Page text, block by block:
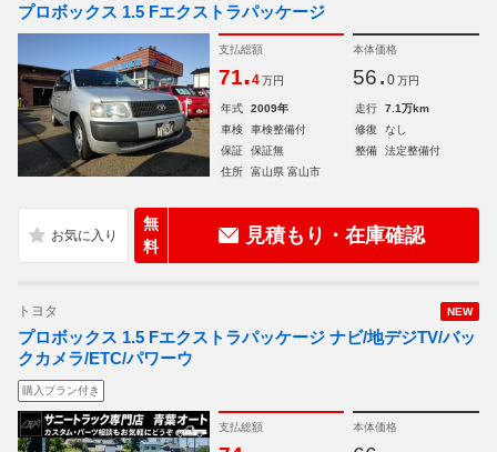
プロボックス 1.5 Fエクストラパッケージ
支払総額
71.4 万円
本体価格
56. 0 万円
年式 2009年 走行
7.1万km
車検
車検整備付 修復
なし
保証
保証無 整備
法定整備付
住所
富山県 富山市
無
料
見積もり・在庫確認
NEW
トヨタ
プロボックス 1.5 Fエクストラパッケージ ナビ/地デジTV/バッ
クカメラ/ETC/パワーウ
購入プラン付き
支払総額 本体価格